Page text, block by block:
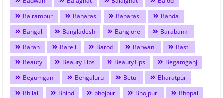
Balrampur
Banaras Banarasi
Banda
Bangal
Bangladesh Banglore
Barabanki
Baran
Bareli Barod Barwani
Basti
Beauty
Beauty Tips BeautyTips
Begamganj
Begumganj
Bengaluru Betul
Bharatpur
Bhilai
Bhind bhojpur Bhojpuri
Bhopal